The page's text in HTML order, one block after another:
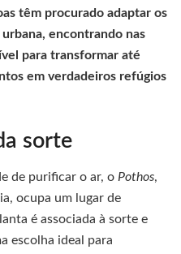
têm procurado adaptar os
encontrando nas
para transformar até
em verdadeiros refúgios
sorte
de purificar o ar, o Pothos,
ocupa um lugar de
é associada à sorte e
escolha ideal para